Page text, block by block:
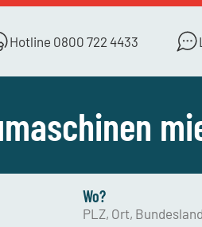
Hotline 0800 722 4433
Wo?